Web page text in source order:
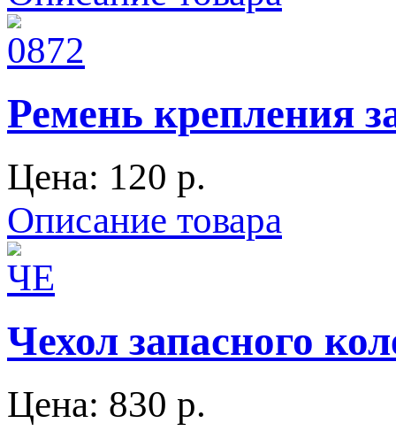
Ремень крепления
Цена: 120 p.
Описание товара
Чехол запасного
Цена: 830 p.